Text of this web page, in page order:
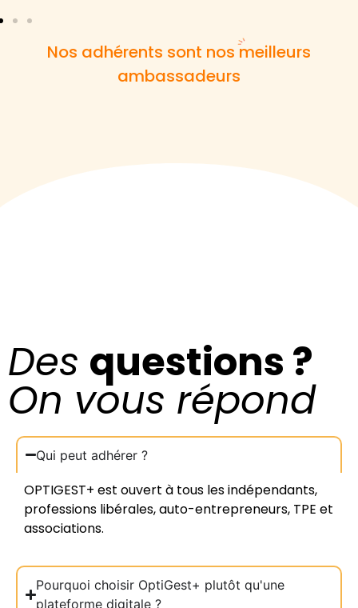
Nos adhérents sont nos meilleurs
ambassadeurs
Des questions ?
On vous répond
Qui peut adhérer ?
OPTIGEST+ est ouvert à tous les indépendants,
professions libérales, auto-entrepreneurs, TPE et
associations.
Pourquoi choisir OptiGest+ plutôt qu'une
plateforme digitale ?